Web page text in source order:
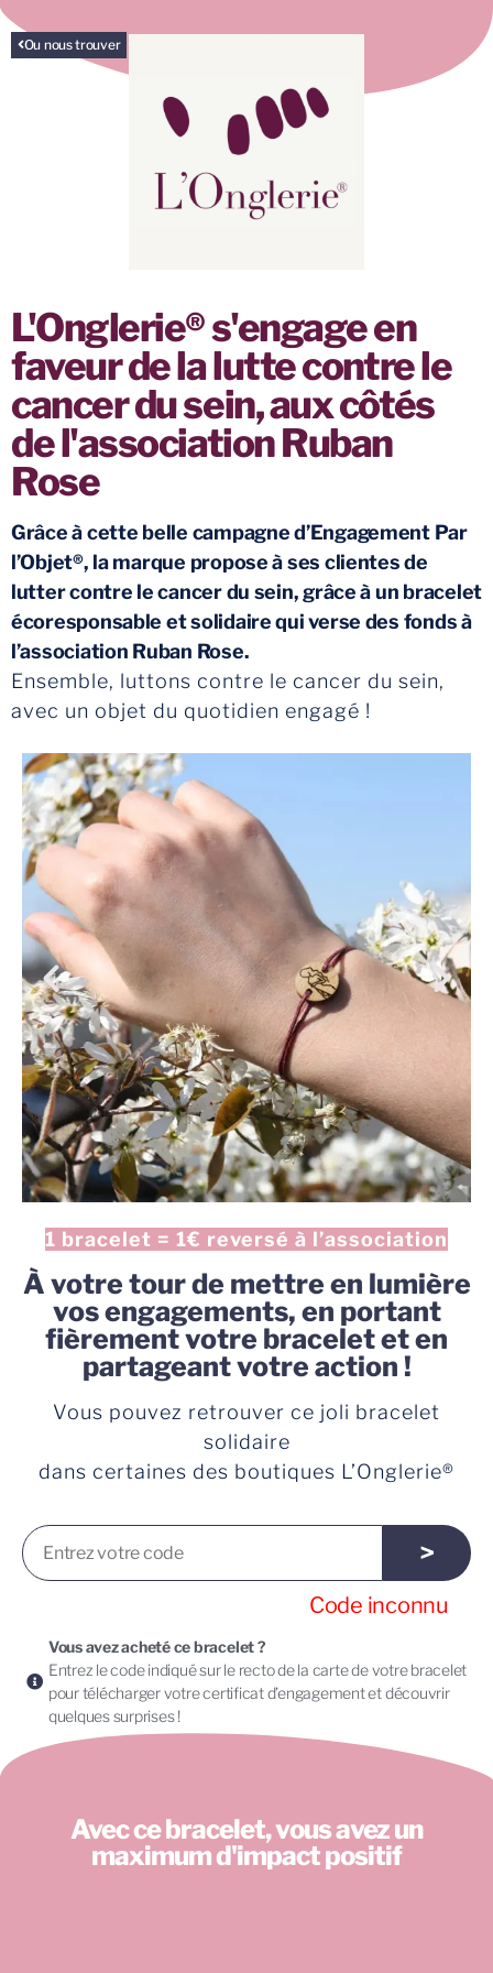
Ou nous trouver
L'Onglerie® s'engage en
faveur de la lutte contre le
cancer du sein, aux côtés
de l'association Ruban
Rose
Grâce à cette belle campagne d’Engagement Par
l’Objet®, la marque propose à ses clientes de
lutter contre le cancer du sein, grâce à un bracelet
écoresponsable et solidaire qui verse des fonds à
l’association Ruban Rose.
Ensemble, luttons contre le cancer du sein,
avec un objet du quotidien engagé !
1 bracelet = 1€ reversé à l’association
À votre tour de mettre en lumière
vos engagements, en portant
fièrement votre bracelet et en
partageant votre action !
Vous pouvez retrouver ce joli bracelet
solidaire
dans certaines des boutiques L’Onglerie®
>
Code inconnu
Vous avez acheté ce bracelet ?
Entrez le code indiqué sur le recto de la carte de votre bracelet
pour télécharger votre certificat d’engagement et découvrir
quelques surprises !
Avec ce bracelet, vous avez un
maximumd'impact positif